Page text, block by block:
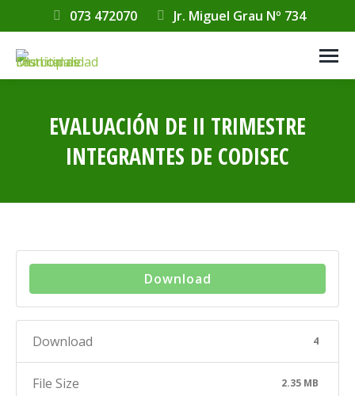
073 472070 Jr. Miguel Grau Nº 734
EVALUACIÓN DE II TRIMESTRE
INTEGRANTES DE CODISEC
Download
Download 4
File Size 2.35 MB